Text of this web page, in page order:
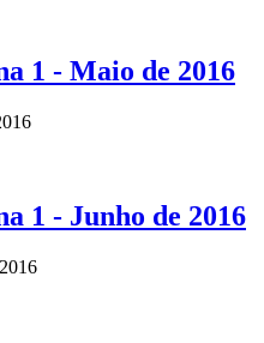
1 - Maio de 2016
1 - Junho de 2016